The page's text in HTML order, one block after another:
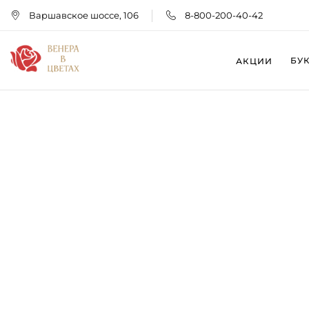
Варшавское шоссе, 106 8-800-200-40-42
АКЦИИ